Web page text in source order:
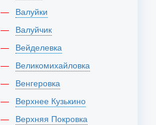
Валуйки
Валуйчик
Вейделевка
Великомихайловка
Венгеровка
Верхнее Кузькино
Верхняя Покровка